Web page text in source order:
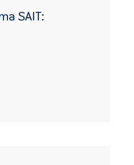
SAIT: